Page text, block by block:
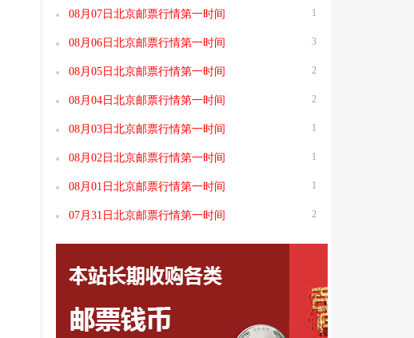
08月07日北京邮票行情第一时间 1
08月06日北京邮票行情第一时间 3
08月05日北京邮票行情第一时间 2
08月04日北京邮票行情第一时间 2
08月03日北京邮票行情第一时间 1
08月02日北京邮票行情第一时间 1
08月01日北京邮票行情第一时间 1
07月31日北京邮票行情第一时间 2